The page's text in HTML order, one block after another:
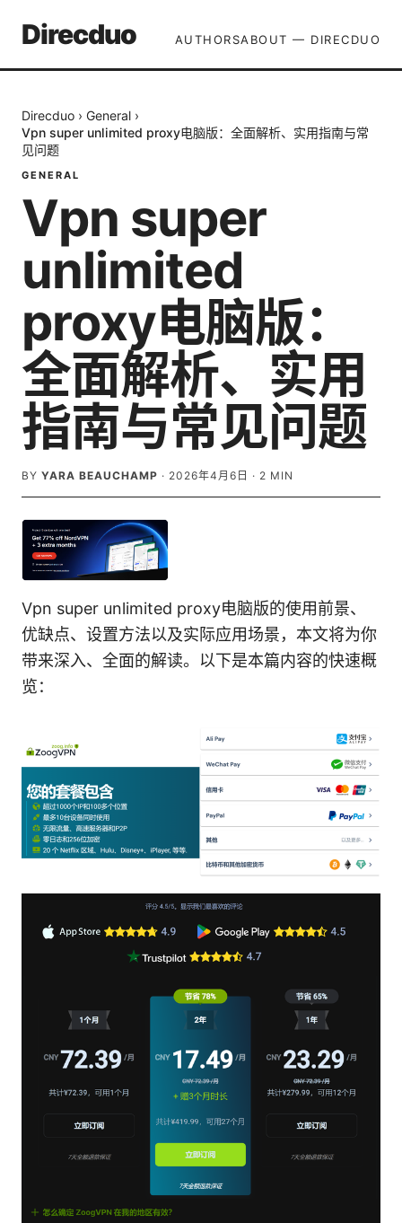
Direcduo AUTHORSABOUT — DIRECDUO
Direcduo › General ›
Vpn super unlimited proxy电脑版：全面解析、实用指南与常
见问题
GENERAL
Vpn super
unlimited
proxy电脑版：
全面解析、实用
指南与常见问题
BY YARA BEAUCHAMP · 2026年4月6日 · 2 MIN
Vpn super unlimited proxy电脑版的使用前景、
优缺点、设置方法以及实际应用场景，本文将为你
带来深入、全面的解读。以下是本篇内容的快速概
览：